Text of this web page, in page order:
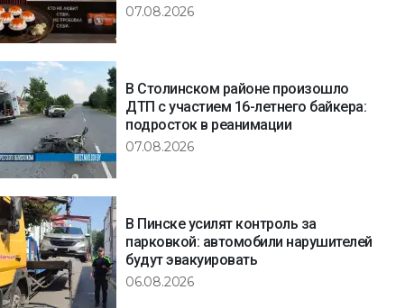
07.08.2026
В Столинском районе произошло
ДТП с участием 16-летнего байкера:
подросток в реанимации
07.08.2026
В Пинске усилят контроль за
парковкой: автомобили нарушителей
будут эвакуировать
06.08.2026